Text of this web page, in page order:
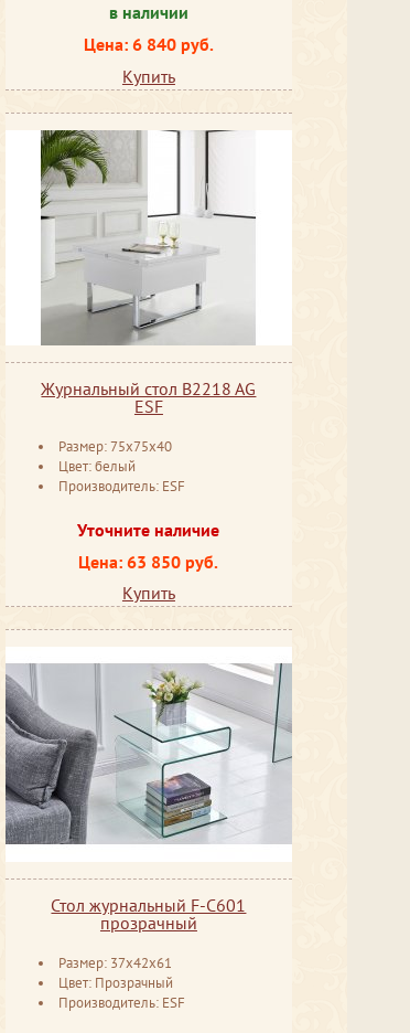
в наличии
Цена: 6 840 руб.
Купить
Журнальный стол B2218 AG
ESF
Размер: 75x75x40
Цвет: белый
Производитель: ESF
Уточните наличие
Цена: 63 850 руб.
Купить
Стол журнальный F-C601
прозрачный
Размер: 37x42x61
Цвет: Прозрачный
Производитель: ESF